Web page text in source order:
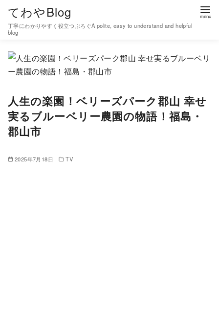
てわやBlog
丁寧にわかりやすく役立つぶろぐA polite, easy to understand and helpful
blog
人生の楽園！ベリーズパーク郡山 幸せ
実るブルーベリー農園の物語！福島・
郡山市
2025年7月18日 TV